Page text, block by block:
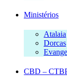
Ministérios
Atalaia
Dorcas
CBD –